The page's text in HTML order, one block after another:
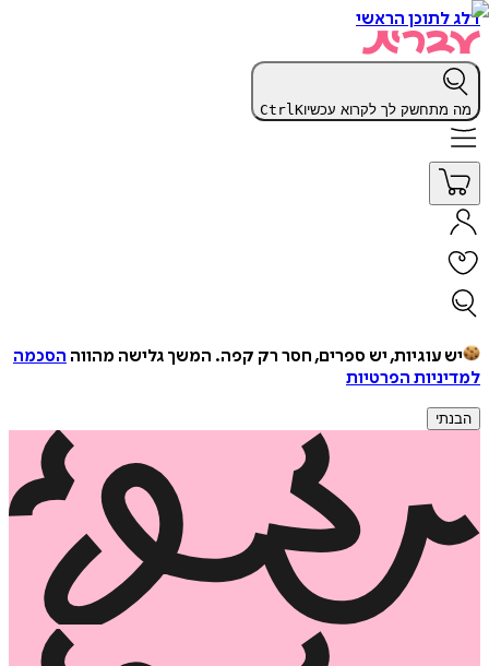
דלג לתוכן הראשי
מה מתחשק לך לקרוא עכשיו CtrlK
יש עוגיות, יש ספרים, חסר רק קפה. המשך גלישה מהווה הסכמה
למדיניות הפרטיות
הבנתי